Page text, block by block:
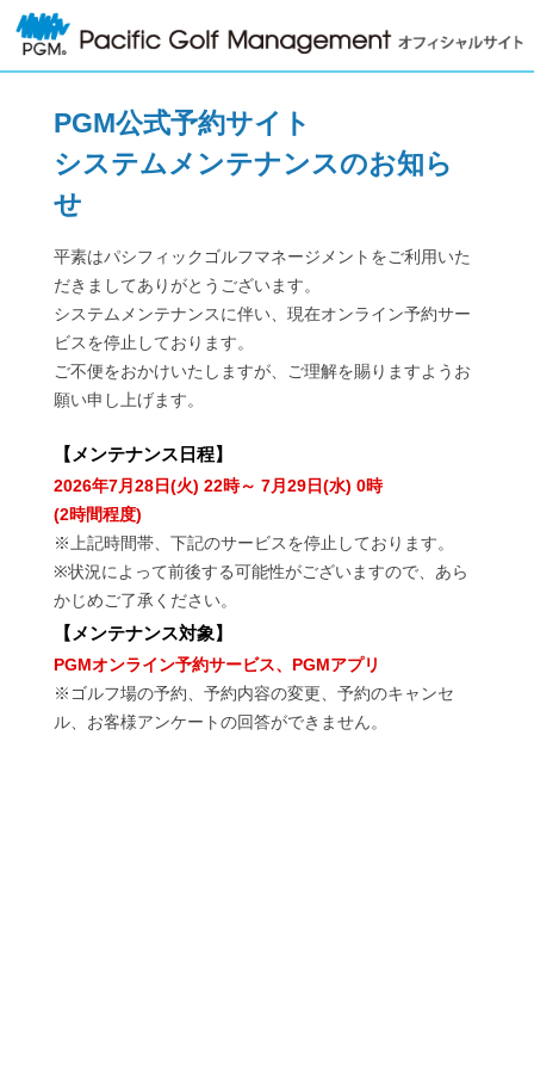
PGM公式予約サイト
システムメンテナンスのお知ら
せ
平素はパシフィックゴルフマネージメントをご利用いた
だきましてありがとうございます。
システムメンテナンスに伴い、現在オンライン予約サー
ビスを停止しております。
ご不便をおかけいたしますが、ご理解を賜りますようお
願い申し上げます。
【 メンテナンス日程】
2026年7月28日(火) 22時～ 7月29日(水) 0時
(2時間程度)
※上記時間帯、下記のサービスを停止しております。
※状況によって前後する可能性がございますので、あら
かじめご了承ください。
【メンテナンス対象】
PGMオンライン予約サービス、PGMアプリ
※ゴルフ場の予約、予約内容の変更、予約のキャンセ
ル、お客様アンケートの回答ができません。